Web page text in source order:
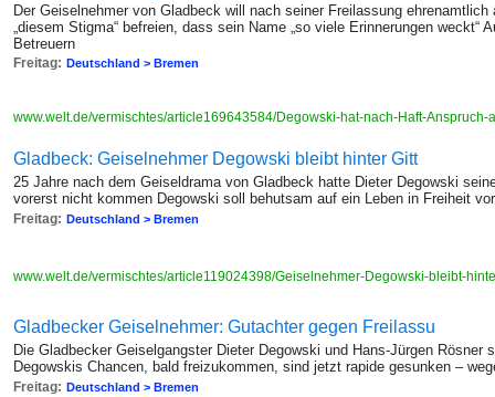
Der Geiselnehmer von Gladbeck will nach seiner Freilassung
„diesem Stigma“ befreien, dass sein Name „so viele Erinnerungen weckt“
Betreuern
Freitag: Deutschland > Bremen
www.welt.de/vermischtes/article169643584/Degowski-hat-nach-Haft-
Gladbeck: Geiselnehmer Degowski bleibt hinter Gitt
25 Jahre nach dem Geiseldrama von Gladbeck hatte Dieter Degowski
vorerst nicht kommen Degowski soll behutsam auf ein Leben in Freiheit
Freitag: Deutschland > Bremen
www.welt.de/vermischtes/article119024398/Geiselnehmer-Degowski-bleibt-
Gladbecker Geiselnehmer: Gutachter gegen Freilassu
Die Gladbecker Geiselgangster Dieter Degowski und Hans-Jürgen Rösner
Degowskis Chancen, bald freizukommen, sind jetzt rapide gesunken –
Freitag: Deutschland > Bremen